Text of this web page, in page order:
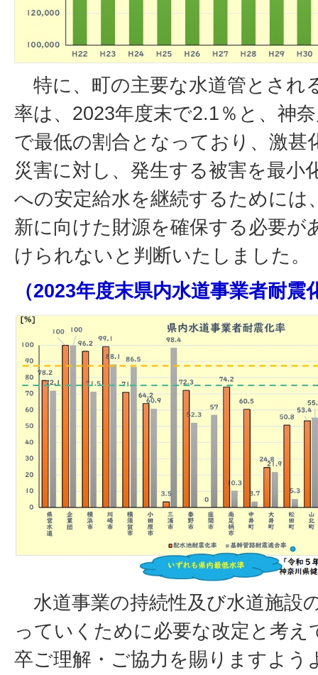
特に、町の主要な水道管とされ
率は、2023年度末で2.1％と、神
で最低の割合となっており、激甚
災害に対し、発生する被害を最小
への安定給水を継続するためには
新に向けた財源を確保する必要が
けられないと判断いたしました。
（2023年度末県内水道事業者耐震
水道事業の持続性及び水道施設
っていくために必要な改定と考
卒ご理解・ご協力を賜りますよう